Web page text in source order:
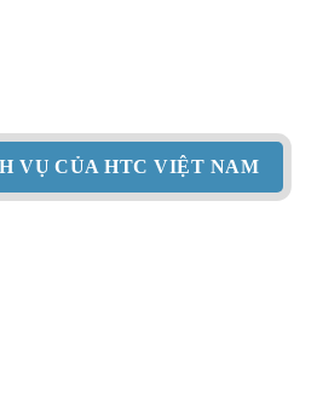
VỤ CỦA HTC VIỆT NAM